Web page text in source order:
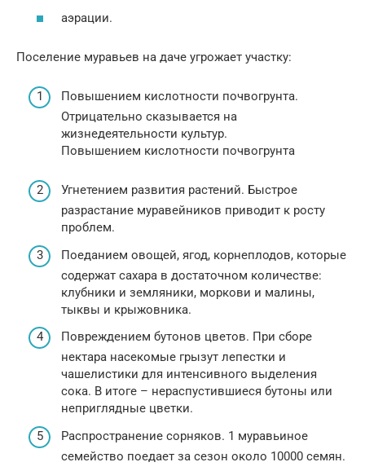
аэрации.
Поселение муравьев на даче угрожает участку:
Повышением кислотности почвогрунта.
Отрицательно сказывается на
жизнедеятельности культур.
Повышением кислотности почвогрунта
Угнетением развития растений. Быстрое
разрастание муравейников приводит к росту
проблем.
Поеданием овощей, ягод, корнеплодов, которые
содержат сахара в достаточном количестве:
клубники и земляники, моркови и малины,
тыквы и крыжовника.
Повреждением бутонов цветов. При сборе
нектара насекомые грызут лепестки и
чашeлистики для интенсивного выделения
сока. В итоге – нераспустившиеся бутоны или
неприглядные цветки.
Распространение сорняков. 1 муравьиное
семейство поедает за сезон около 10000 семян.